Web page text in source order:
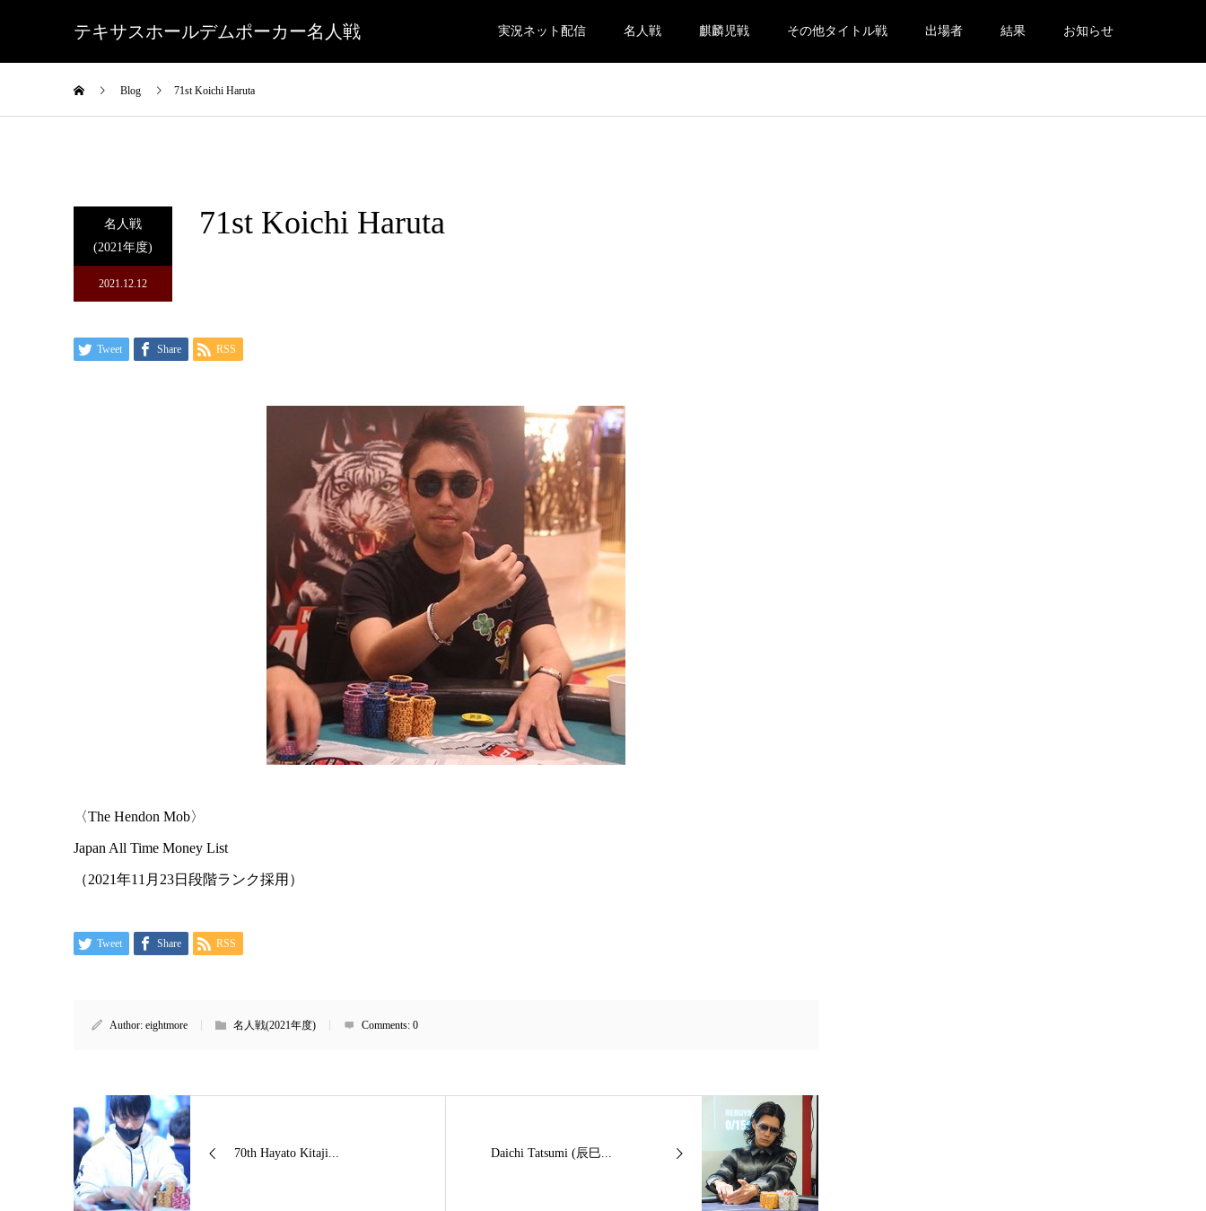
テキサスホールデムポーカー名人戦 実況ネット配信 名人戦 麒麟児戦 その他タイトル戦 出場者 結果 お知らせ
Blog 71st Koichi Haruta
名人戦
(2021年度)
2021.12.12
71st Koichi Haruta
Tweet Share RSS
〈The Hendon Mob〉
Japan All Time Money List
（2021年11月23日段階ランク採用）
Tweet Share RSS
Author: eightmore 名人戦(2021年度) Comments: 0
70th Hayato Kitaji... Daichi Tatsumi (辰巳...